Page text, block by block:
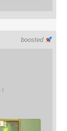
boosted